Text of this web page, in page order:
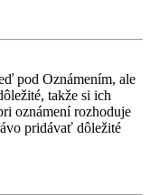
pod Oznámením, ale
takže si ich
oznámení rozhoduje
pridávať dôležité